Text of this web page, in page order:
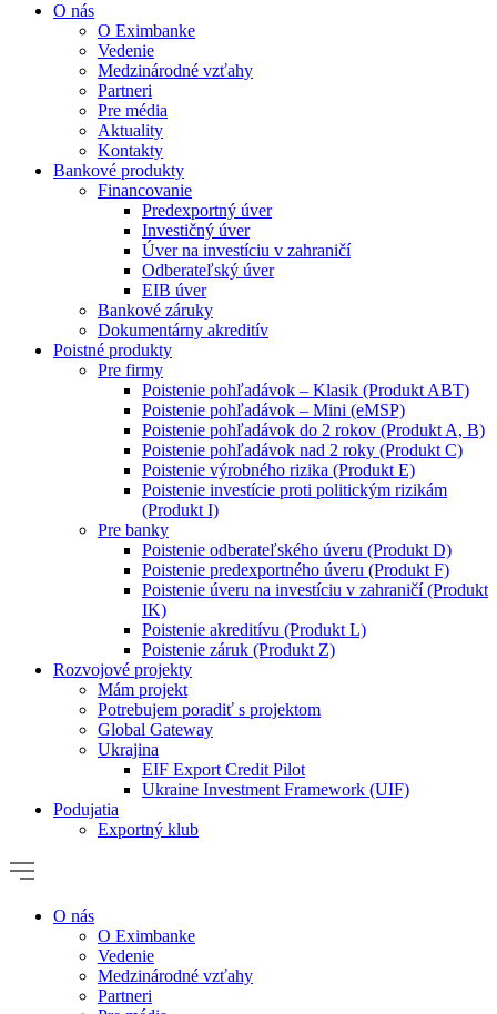
O nás
O Eximbanke
Vedenie
Medzinárodné vzťahy
Partneri
Pre média
Aktuality
Kontakty
Bankové produkty
Financovanie
Predexportný úver
Investičný úver
Úver na investíciu v zahraničí
Odberateľský úver
EIB úver
Bankové záruky
Dokumentárny akreditív
Poistné produkty
Pre firmy
Poistenie pohľadávok – Klasik (Produkt ABT)
Poistenie pohľadávok – Mini (eMSP)
Poistenie pohľadávok do 2 rokov (Produkt A, B)
Poistenie pohľadávok nad 2 roky (Produkt C)
Poistenie výrobného rizika (Produkt E)
Poistenie investície proti politickým rizikám
(Produkt I)
Pre banky
Poistenie odberateľského úveru (Produkt D)
Poistenie predexportného úveru (Produkt F)
Poistenie úveru na investíciu v zahraničí (Produkt
IK)
Poistenie akreditívu (Produkt L)
Poistenie záruk (Produkt Z)
Rozvojové projekty
Mám projekt
Potrebujem poradiť s projektom
Global Gateway
Ukrajina
EIF Export Credit Pilot
Ukraine Investment Framework (UIF)
Podujatia
Exportný klub
O nás
O Eximbanke
Vedenie
Medzinárodné vzťahy
Partneri